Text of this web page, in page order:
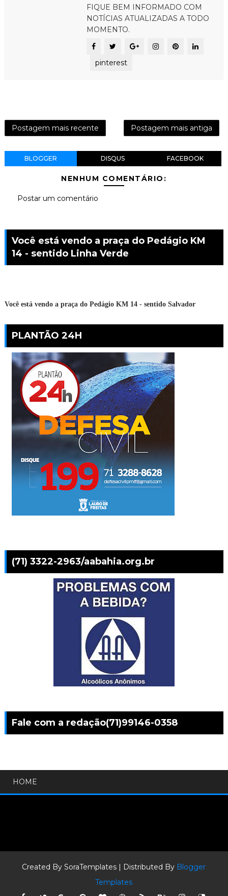
FIQUE BEM INFORMADO COM
NOTÍCIAS ATUALIZADAS A TODO
MOMENTO.
pinterest
Postagem mais recente Postagem mais antiga
BLOGGER DISQUS FACEBOOK
NENHUM COMENTÁRIO:
Postar um comentário
Você está vendo a praça do Pedágio KM
14 - sentido Linha Verde
Você está vendo a praça do Pedágio KM 14 - sentido Salvador
PLANTÃO 24H
(71) 3322-2963/aabahia.org.br
Fale com a redação(71)99146-0358
HOME
Created BySoraTemplates | Distributed By Blogger
Templates